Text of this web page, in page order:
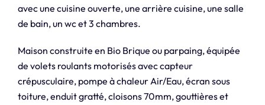
avec une cuisine ouverte, une arrière cuisine, une salle
de bain, un wc et 3 chambres.
Maison construite en Bio Brique ou parpaing, équipée
de volets roulants motorisés avec capteur
crépusculaire, pompe à chaleur Air/Eau, écran sous
toiture, enduit gratté, cloisons 70mm, gouttières et